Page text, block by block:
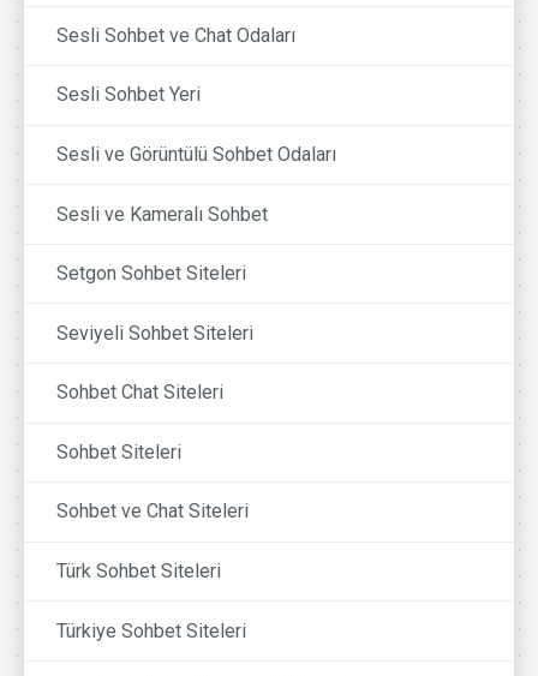
Sesli Sohbet ve Chat Odaları
Sesli Sohbet Yeri
Sesli ve Görüntülü Sohbet Odaları
Sesli ve Kameralı Sohbet
Setgon Sohbet Siteleri
Seviyeli Sohbet Siteleri
Sohbet Chat Siteleri
Sohbet Siteleri
Sohbet ve Chat Siteleri
Türk Sohbet Siteleri
Türkiye Sohbet Siteleri